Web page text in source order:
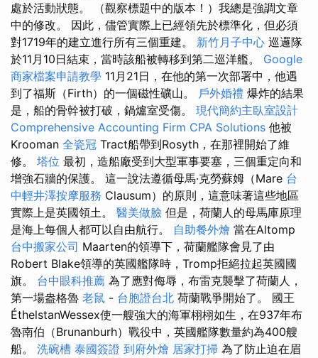
處於活動狀態。 （觀察標題中的版本！）我總是強調文章
中的修改。 因此，儘管實際上已經領先於標準化，但必須
對1719年的建立進行所有三個重建。 新竹月子中心 巡邏隊
於11月10日結束，當時該船被轉移到第二巡洋艦。 Google
商家檔案申請教學 11月21日，在他的第一次部署中，他遇
到了福斯（Firth）的一個磁性礦山。 戶外婚禮 爆炸的結果
是，船的骨幹被打破，鍋爐室受傷。 現代簡約主臥室設計
Comprehensive Accounting Firm CPA Solutions 他被
Krooman 全瓷冠 Tract船帶到R​​osyth，在那裡開始了維
修。 塔位 最初，造船廠受到大型軍事要塞，三個重定向和
增強石牆的保護。 這一說法遵循母馬·克勞蘇姆（Mare 台
中輕井澤按摩服務 Clausum）的原則，這意味著這些地區
實際上是英國領土。 醫美做臉 但是，荷蘭人的母馬庫原理
是海上每個人都可以自由航行。 自助餐外燴 當在Altomp
台中搬家公司 Maarten的領導下，荷蘭艦隊會見了由
Robert Blake領導的英國艦隊時，Tromp拒絕拉起英國國
旗。 台中眼科推薦 為了應對侮辱，布雷克襲擊了荷蘭人，
第一場盎格魯 老鼠 - 台胞證台北 荷蘭戰爭開始了。 國王
ÉthelstanWessex使一艘強大的海軍栩栩如生，在937年布
魯南伯（Brunanburh）戰役中，英國艦隊數量約為400艘
船。 洗碗槽 泰國簽證 到府外燴 居家打掃 為了防止迫在眉